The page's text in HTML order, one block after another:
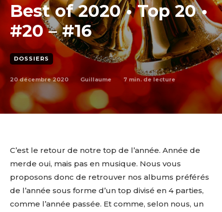
Best of 2020 • Top 20 •
#20 – #16
DOSSIERS
20 décembre 2020 Guillaume 7 min. de lecture
C’est le retour de notre top de l’année. Année de
merde oui, mais pas en musique. Nous vous
proposons donc de retrouver nos albums préférés
de l’année sous forme d’un top divisé en 4 parties,
comme l’année passée. Et comme, selon nous, un